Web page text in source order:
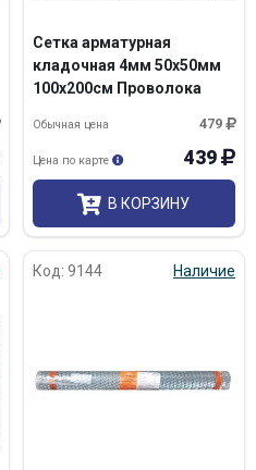
Сетка арматурная
кладочная 4мм 50х50мм
100х200см Проволока
479
Обычная цена
439
Цена по карте
В КОРЗИНУ
Код: 9144 Наличие